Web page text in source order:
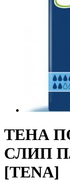
ТЕНА
СЛИП
[TENA]